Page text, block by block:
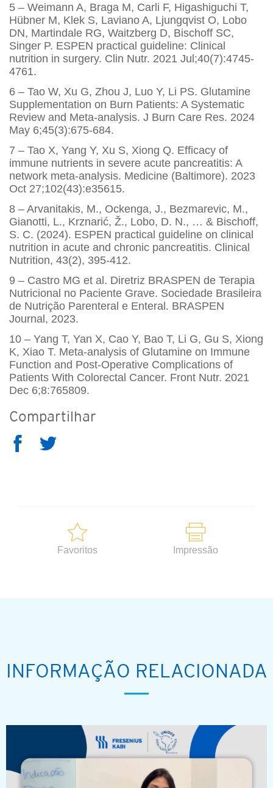
5 – Weimann A, Braga M, Carli F, Higashiguchi T,
Hübner M, Klek S, Laviano A, Ljungqvist O, Lobo
DN, Martindale RG, Waitzberg D, Bischoff SC,
Singer P. ESPEN practical guideline: Clinical
nutrition in surgery. Clin Nutr. 2021 Jul;40(7):4745-
4761.
6 – Tao W, Xu G, Zhou J, Luo Y, Li PS. Glutamine
Supplementation on Burn Patients: A Systematic
Review and Meta-analysis. J Burn Care Res. 2024
May 6;45(3):675-684.
7 – Tao X, Yang Y, Xu S, Xiong Q. Efficacy of
immune nutrients in severe acute pancreatitis: A
network meta-analysis. Medicine (Baltimore). 2023
Oct 27;102(43):e35615.
8 – Arvanitakis, M., Ockenga, J., Bezmarevic, M.,
Gianotti, L., Krznarić, Ž., Lobo, D. N., … & Bischoff,
S. C. (2024). ESPEN practical guideline on clinical
nutrition in acute and chronic pancreatitis. Clinical
Nutrition, 43(2), 395-412.
9 – Castro MG et al. Diretriz BRASPEN de Terapia
Nutricional no Paciente Grave. Sociedade Brasileira
de Nutrição Parenteral e Enteral. BRASPEN
Journal, 2023.
10 – Yang T, Yan X, Cao Y, Bao T, Li G, Gu S, Xiong
K, Xiao T. Meta-analysis of Glutamine on Immune
Function and Post-Operative Complications of
Patients With Colorectal Cancer. Front Nutr. 2021
Dec 6;8:765809.
Compartilhar
Favoritos Impressão
INFORMAÇÃO RELACIONADA